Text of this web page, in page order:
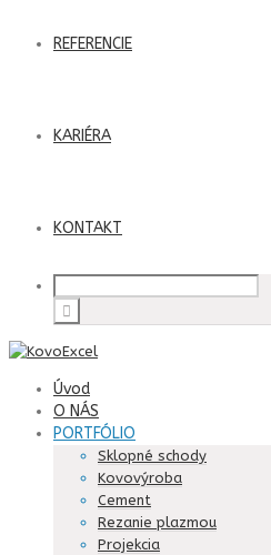
REFERENCIE
KARIÉRA
KONTAKT
Úvod
O NÁS
PORTFÓLIO
Sklopné schody
Kovovýroba
Cement
Rezanie plazmou
Projekcia